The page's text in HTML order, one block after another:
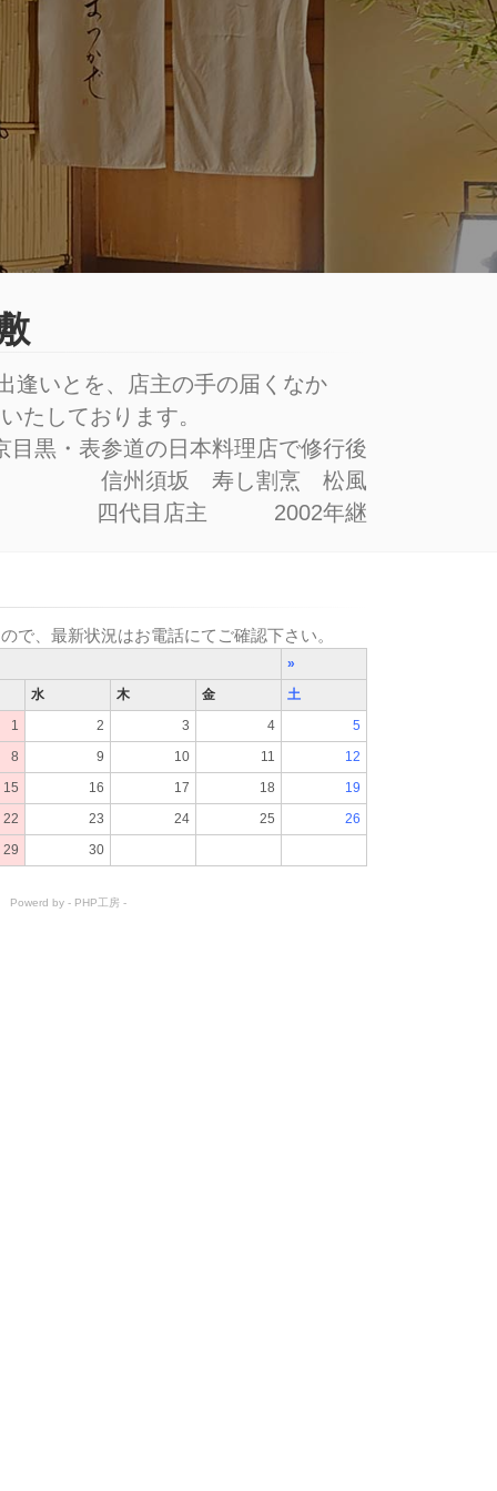
逢いとを、店主の手の届くなか
たしております。
目黒・表参道の日本料理店で修行後
信州須坂 寿し割烹 松風
四代目店主 2002年継
で、最新状況はお電話にてご確認下さい。
»
水
木 金
土
1
2 3 4
5
8
9 10 11
12
15
16 17 18
19
22
23 24 25
26
29
30
Powerd by - PHP工房-